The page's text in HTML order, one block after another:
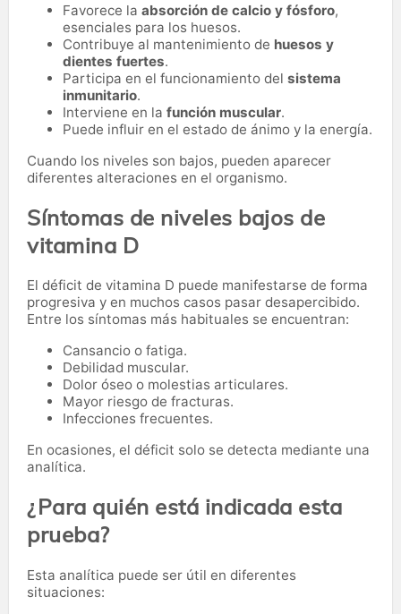
Favorece la absorción de calcio y fósforo,
esenciales para los huesos.
Contribuye al mantenimiento de huesos y
dientes fuertes.
Participa en el funcionamiento del sistema
inmunitario.
Interviene en la función muscular.
Puede influir en el estado de ánimo y la energía.
Cuando los niveles son bajos, pueden aparecer
diferentes alteraciones en el organismo.
Síntomas de niveles bajos de
vitamina D
El déficit de vitamina D puede manifestarse de forma
progresiva y en muchos casos pasar desapercibido.
Entre los síntomas más habituales se encuentran:
Cansancio o fatiga.
Debilidad muscular.
Dolor óseo o molestias articulares.
Mayor riesgo de fracturas.
Infecciones frecuentes.
En ocasiones, el déficit solo se detecta mediante una
analítica.
¿Para quién está indicada esta
prueba?
Esta analítica puede ser útil en diferentes
situaciones: